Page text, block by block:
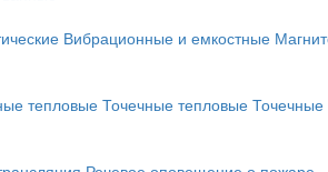
Вибрационные и емкостные
тепловые Точечные тепловые